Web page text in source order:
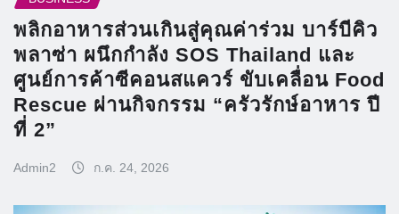
พลิกอาหารส่วนเกินสู่คุณค่าร่วม บาร์บีคิว
พลาซ่า ผนึกกำลัง SOS Thailand และ
ศูนย์การค้าซีคอนสแควร์ ขับเคลื่อน Food
Rescue ผ่านกิจกรรม “ครัวรักษ์อาหาร ปี
ที่ 2”
Admin2 ก.ค. 24, 2026